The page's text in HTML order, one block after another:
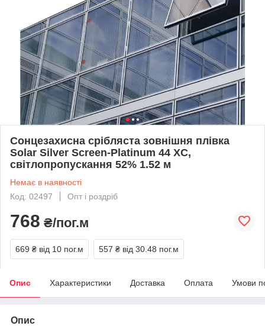
Сонцезахисна срібляста зовнішня плівка
Solar Silver Screen-Platinum 44 XC,
світлопропускання 52% 1.52 м
Немає в наявності
Код: 02497
Опт і роздріб
768 ₴/пог.м
669 ₴ від 10 пог.м 557 ₴ від 30.48 пог.м
Опис Характеристики Доставка Оплата Умови
Опис